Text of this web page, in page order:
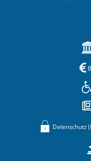
Datenschutz